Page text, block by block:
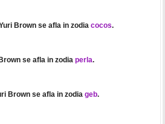
Brown se afla in zodia cocos.
se afla in zodia perla.
Brown se afla in zodia geb.